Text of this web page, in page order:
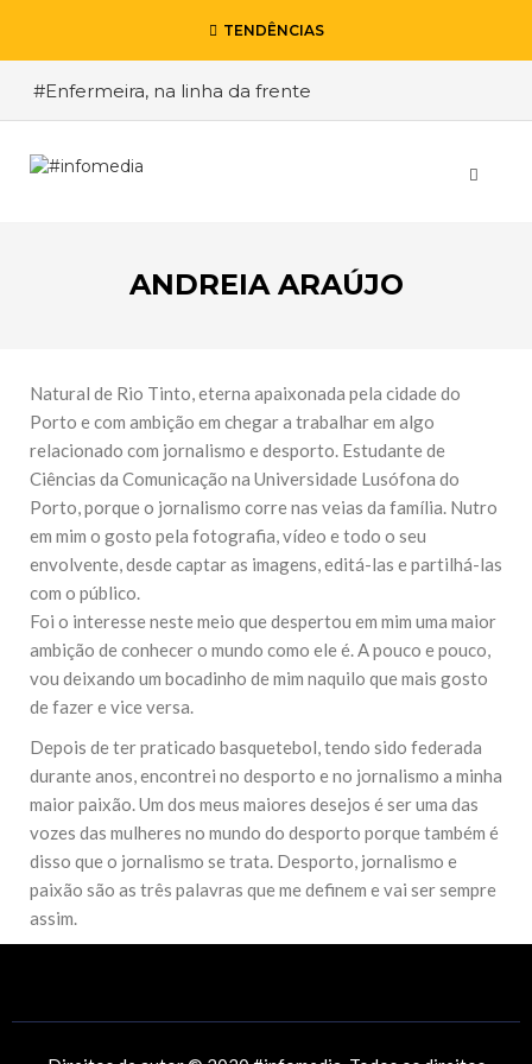
TENDÊNCIAS
#Enfermeira, na linha da frente
#Viver a Covid entre Itália e o Brasil
#O relato de um motorista de pesados, a história
ANDREIA ARAÚJO
ESCREVA O QUE PROCURA E PRIMA ENTER
Natural de Rio Tinto, eterna apaixonada pela cidade do
Porto e com ambição em chegar a trabalhar em algo
relacionado com jornalismo e desporto. Estudante de
Ciências da Comunicação na Universidade Lusófona do
Porto, porque o jornalismo corre nas veias da família. Nutro
em mim o gosto pela fotografia, vídeo e todo o seu
envolvente, desde captar as imagens, editá-las e partilhá-las
com o público.
Foi o interesse neste meio que despertou em mim uma maior
ambição de conhecer o mundo como ele é. A pouco e pouco,
vou deixando um bocadinho de mim naquilo que mais gosto
de fazer e vice versa.
Depois de ter praticado basquetebol, tendo sido federada
durante anos, encontrei no desporto e no jornalismo a minha
maior paixão. Um dos meus maiores desejos é ser uma das
vozes das mulheres no mundo do desporto porque também é
disso que o jornalismo se trata. Desporto, jornalismo e
paixão são as três palavras que me definem e vai ser sempre
assim.